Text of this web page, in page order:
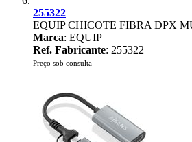
255322
EQUIP CHICOTE FIBRA DPX
Marca: EQUIP
Ref. Fabricante: 255322
Preço sob consulta